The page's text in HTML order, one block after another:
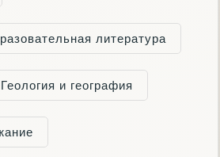
литература
Геология и география